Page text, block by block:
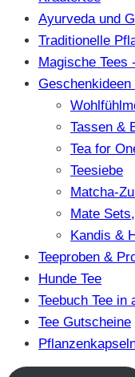
Ayurveda und
Traditionelle
Magische Tees
Geschenkideen
Tassen &
Tea for
Teesiebe
Matcha-
Mate
Kandis &
Teeproben &
Hunde Tee
Teebuch Tee in
Tee Gutscheine